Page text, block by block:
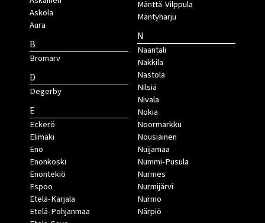
Askola
Aura
B
Bromarv
D
Degerby
E
Eckerö
Elimäki
Eno
Enonkoski
Enontekiö
Espoo
Etelä-Karjala
Etelä-Pohjanmaa
Mänttä-Vilppula
Mäntyharju
N
Naantali
Nakkila
Nastola
Nilsiä
Nivala
Nokia
Noormarkku
Nousiainen
Nuijamaa
Nummi-Pusula
Nurmes
Nurmijärvi
Nurmo
Närpiö